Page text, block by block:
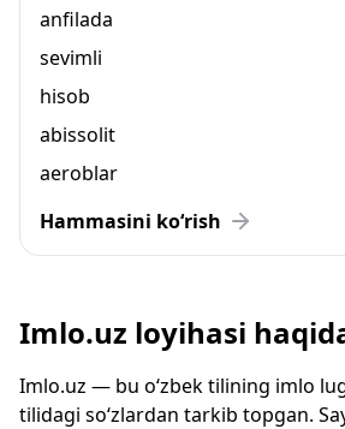
anfilada
sevimli
hisob
abissolit
aeroblar
Hammasini ko‘rish
Imlo.uz loyihasi
Imlo.uz — bu o‘zbek tilining imlo
tilidagi so‘zlardan tarkib topgan.